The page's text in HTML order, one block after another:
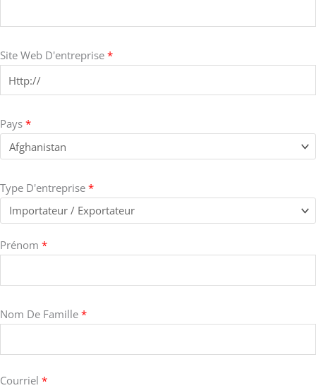
Site Web D'entreprise *
Pays *
Type D'entreprise *
Prénom *
Nom De Famille *
Courriel *